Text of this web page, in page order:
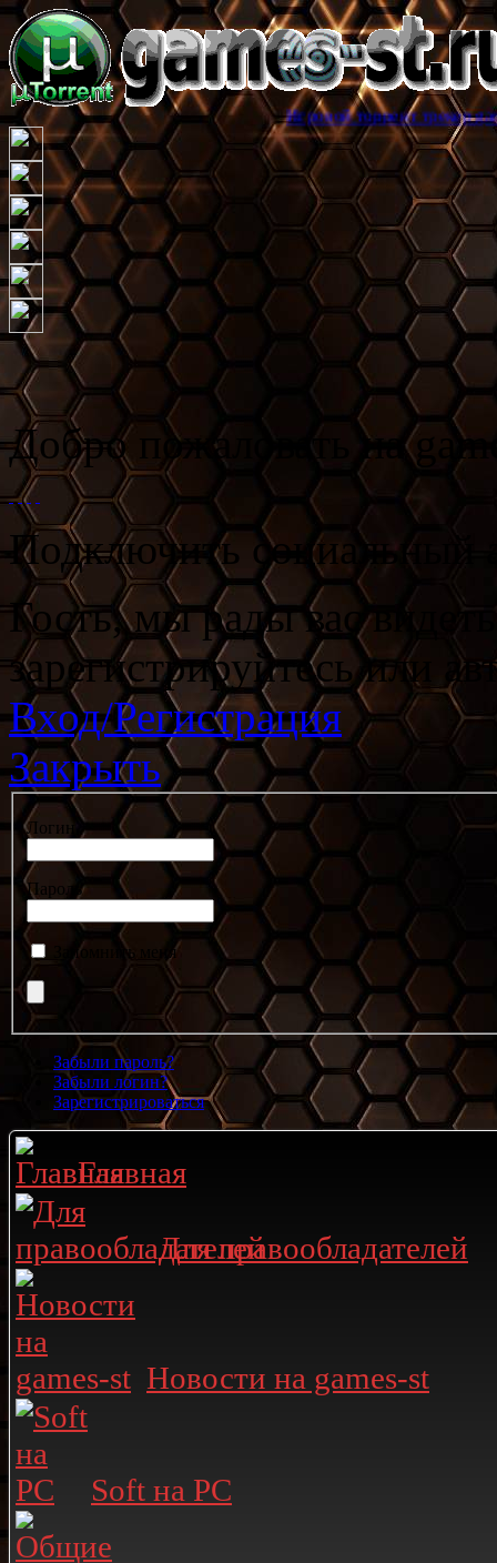
Игровой торрент трекер games-st.ru,
Добро пожаловать на
Подключить социальный
Гость, мы рады вас
зарегистрируйтесь или
Вход/Регистрация
Закрыть
Логин
Пароль
Запомнить меня
Забыли пароль?
Забыли логин?
Зарегистрироваться
Главная
Для правообладателей
Новости на games-st
Soft на PC